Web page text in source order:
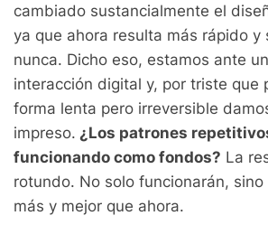
cambiado sustancialmente el
ya que ahora resulta más rápido y
nunca. Dicho eso, estamos ante
interacción digital y, por triste que
forma lenta pero irreversible
impreso. ¿Los patrones
funcionando como fondos? La
rotundo. No solo funcionarán, sino
más y mejor que ahora.